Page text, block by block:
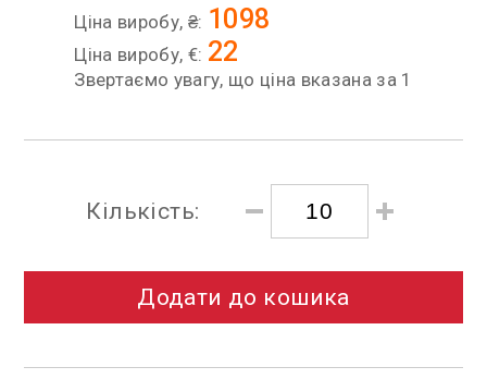
Ціна виробу, ₴: 1098
Ціна виробу, €: 22
Звертаємо увагу, що ціна вказана за 1
Кількість:
Додати до кошика